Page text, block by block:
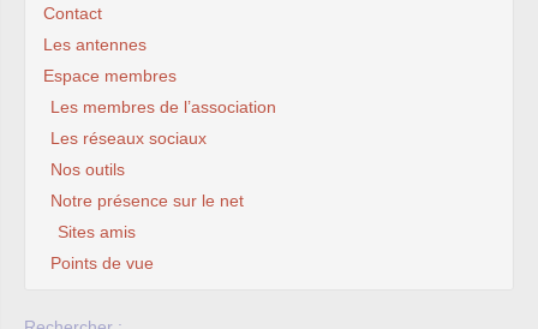
Contact
Les antennes
Espace membres
Les membres de l’association
Les réseaux sociaux
Nos outils
Notre présence sur le net
Sites amis
Points de vue